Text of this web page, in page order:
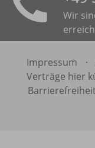
Wir
Impressum ·
Verträge hier